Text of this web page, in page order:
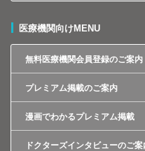
医療機関向けMENU
無料医療機関会員登録のご案内
プレミアム掲載のご案内
漫画でわかるプレミアム掲載
ドクターズインタビューのご案